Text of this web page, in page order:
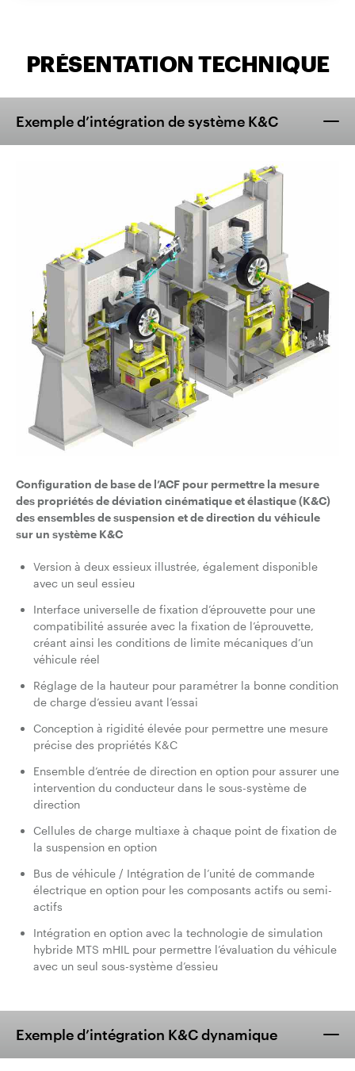
PRÉSENTATION TECHNIQUE
Exemple d’intégration de système K&C
Configuration de base de l’ACF pour permettre la mesure
des propriétés de déviation cinématique et élastique (K&C)
des ensembles de suspension et de direction du véhicule
sur un système K&C
Version à deux essieux illustrée, également disponible
avec un seul essieu
Interface universelle de fixation d’éprouvette pour une
compatibilité assurée avec la fixation de l’éprouvette,
créant ainsi les conditions de limite mécaniques d’un
véhicule réel
Réglage de la hauteur pour paramétrer la bonne condition
de charge d’essieu avant l’essai
Conception à rigidité élevée pour permettre une mesure
précise des propriétés K&C
Ensemble d’entrée de direction en option pour assurer une
intervention du conducteur dans le sous-système de
direction
Cellules de charge multiaxe à chaque point de fixation de
la suspension en option
Bus de véhicule / Intégration de l’unité de commande
électrique en option pour les composants actifs ou semi-
actifs
Intégration en option avec la technologie de simulation
hybride MTS mHIL pour permettre l’évaluation du véhicule
avec un seul sous-système d’essieu
Exemple d’intégration K&C dynamique